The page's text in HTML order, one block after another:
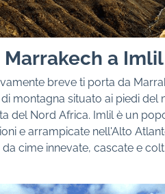
Marrakech a Imlil
breve ti porta da
montagna situato ai piedi del
del Nord Africa. Imlil è un
e arrampicate nell'Alto
cime innevate, cascate e